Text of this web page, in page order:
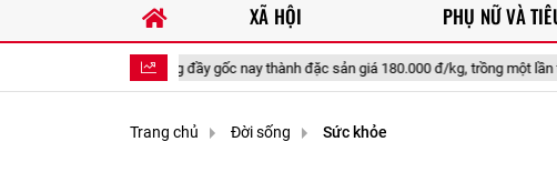
chín rụng đầy gốc nay thành đặc sản giá 180.000 đ/kg, trồng một lần thu hoạch
XÃ HỘI PHỤ NỮ VÀ
Trang chủ Đời sống Sức khỏe